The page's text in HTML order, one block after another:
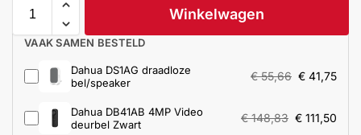
Winkelwagen
VAAK SAMEN BESTELD
Dahua DS1AG draadloze
bel/speaker
€55,66 € 41,75
Dahua DB41AB 4MP Video
deurbel Zwart
€148,83 € 111,50